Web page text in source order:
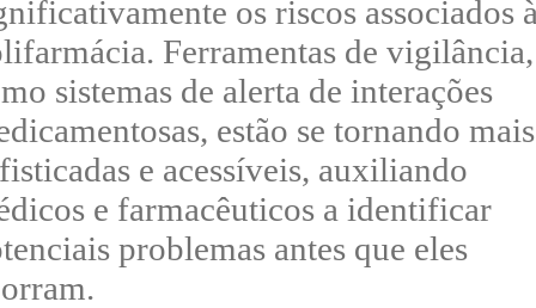
os riscos associados
Ferramentas de vigilância,
sistemas de alerta de interações
estão se tornando mais
e acessíveis, auxiliando
e farmacêuticos a identificar
problemas antes que eles